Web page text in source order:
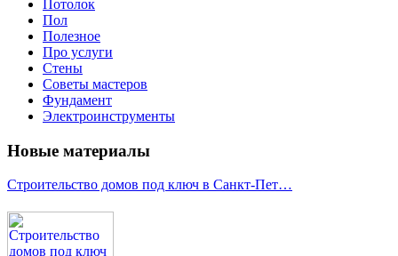
Потолок
Пол
Полезное
Про услуги
Стены
Советы мастеров
Фундамент
Электроинструменты
Новые материалы
Строительство домов под ключ в Санкт-Пет…